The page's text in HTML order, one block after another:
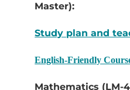
Master):
Study plan and
English-Friendly
Mathematics (LM-